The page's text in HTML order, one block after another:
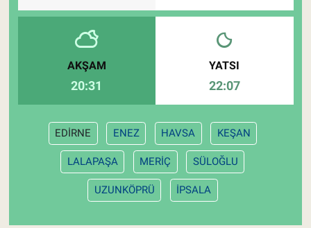
AKŞAM
20:31
YATSI
22:07
EDİRNE ENEZ HAVSA KEŞAN
LALAPAŞA MERİÇ SÜLOĞLU
UZUNKÖPRÜ İPSALA
Tahıllar ve Baklagiller
Tohum